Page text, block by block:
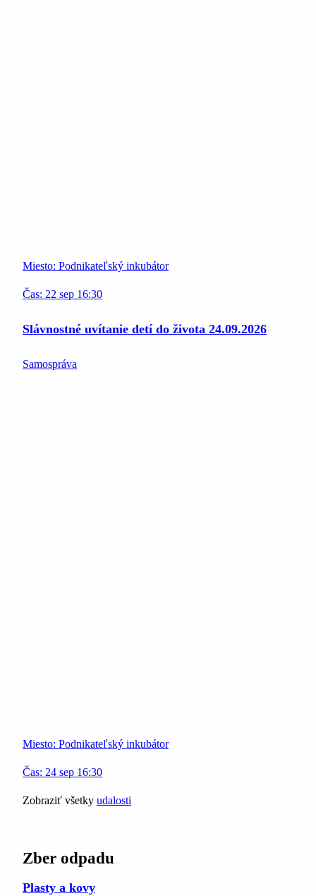
Miesto: Podnikateľský inkubátor
Čas: 22 sep 16:30
Slávnostné uvítanie detí do života 24.09.2026
Samospráva
Miesto: Podnikateľský inkubátor
Čas: 24 sep 16:30
Zobraziť všetky udalosti
Zber odpadu
Plasty a kovy